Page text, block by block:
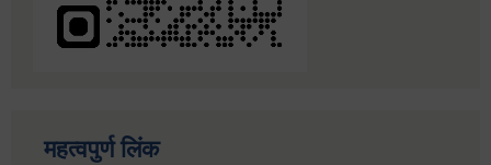
महत्वपुर्ण लिंक